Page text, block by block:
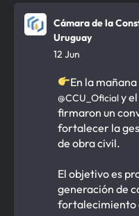
Cámara de la
Uruguay
12 Jun
En la
@CCU_Oficialy el
firmaron un
fortalecer la
de obra civil.
El objetivo es
generación de
fortalecimiento